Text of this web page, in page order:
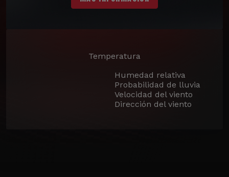
Temperatura
Humedad relativa
Probabilidad de lluvia
Velocidad del viento
Dirección del viento